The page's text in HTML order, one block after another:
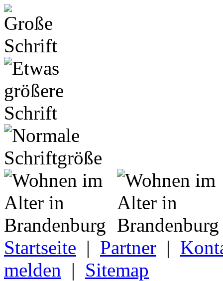
Startseite | Partner |
melden | Sitemap